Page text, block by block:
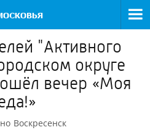
"Активного
округе
вечер «Моя
Воскресенск